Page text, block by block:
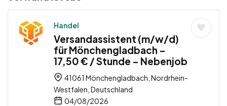
Handel
Versandassistent (m/w/d)
für Mönchengladbach –
17,50 € / Stunde – Nebenjob
41061 Mönchengladbach, Nordrhein-
Westfalen, Deutschland
04/08/2026